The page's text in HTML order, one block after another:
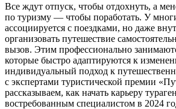
Все ждут отпуск, чтобы отдохнуть, а
по туризму — чтобы поработать. У
ассоциируется с поездками, но даже
организовать путешествие
вызов. Этим профессионально
которые быстро адаптируются к
индивидуальный подход к
с экспертами туристической премии
рассказываем, как начать карьеру
востребованным специалистом в 2024